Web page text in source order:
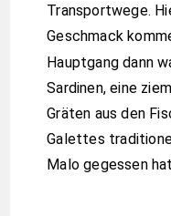
Transportwege.
Geschmack
Hauptgang dann
Sardinen, eine
Gräten aus den
Galettes
Malo gegessen